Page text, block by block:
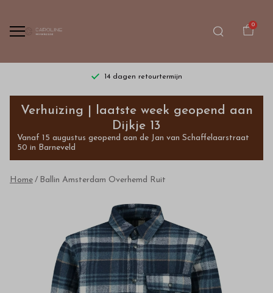
0
14 dagen retourtermijn
Ballin
Amsterdam
Overhemd
Ruit
Bestel
kinderkleding
Verhuizing | laatste week geopend aan
Dijkje 13
Vanaf 15 augustus geopend aan de Jan van Schaffelaarstraat
50 in Barneveld
Home Ballin Amsterdam Overhemd Ruit